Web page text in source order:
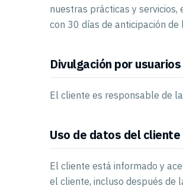
nuestras prácticas y servicios,
con 30 días de anticipación de
Divulgación por
El cliente es responsable de
Uso de datos del cliente
El cliente está informado y
el cliente, incluso después de